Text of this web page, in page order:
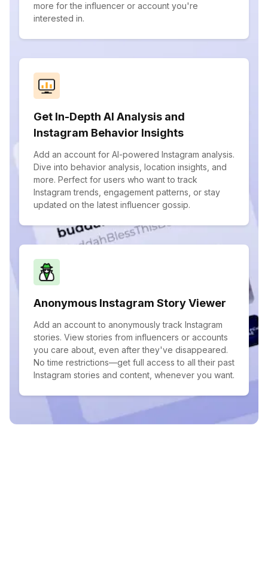
more for the influencer or account you're
interested in.
Get In-Depth AI Analysis and
Instagram Behavior Insights
Add an account for AI-powered Instagram analysis.
Dive into behavior analysis, location insights, and
more. Perfect for users who want to track
Instagram trends, engagement patterns, or stay
updated on the latest influencer gossip.
Anonymous Instagram Story Viewer
Add an account to anonymously track Instagram
stories. View stories from influencers or accounts
you care about, even after they've disappeared.
No time restrictions—get full access to all their past
Instagram stories and content, whenever you want.